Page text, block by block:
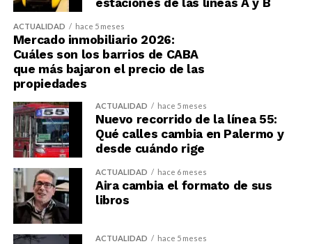
estaciones de las líneas A y B
ACTUALIDAD hace 5 meses
Mercado inmobiliario 2026:
Cuáles son los barrios de CABA
que más bajaron el precio de las
propiedades
ACTUALIDAD hace 5 meses
Nuevo recorrido de la línea 55:
Qué calles cambia en Palermo y
desde cuándo rige
ACTUALIDAD hace 6 meses
Aira cambia el formato de sus
libros
ACTUALIDAD hace 5 meses